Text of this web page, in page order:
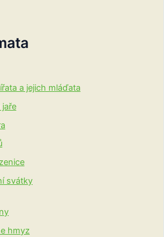
a jejich mláďata
svátky
hmyz